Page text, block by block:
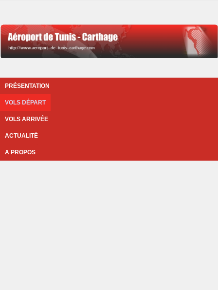
PRÉSENTATION
VOLS DÉPART
VOLS ARRIVÉE
ACTUALITÉ
A PROPOS